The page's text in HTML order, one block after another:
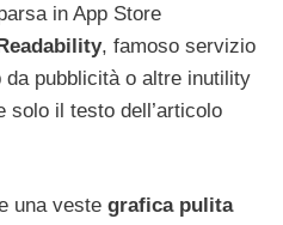
in App Store
, famoso servizio
pubblicità o altre inutility
solo il testo dell’articolo
una veste grafica pulita